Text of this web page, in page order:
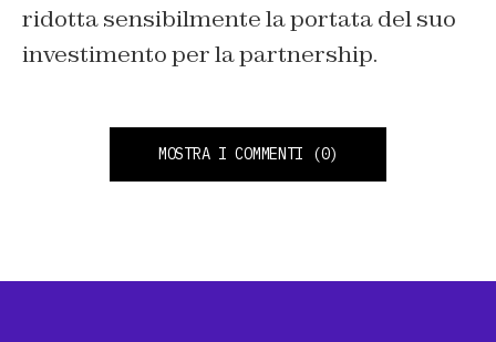
ridotta sensibilmente la portata del suo
investimento per la partnership.
MOSTRA I COMMENTI (0)